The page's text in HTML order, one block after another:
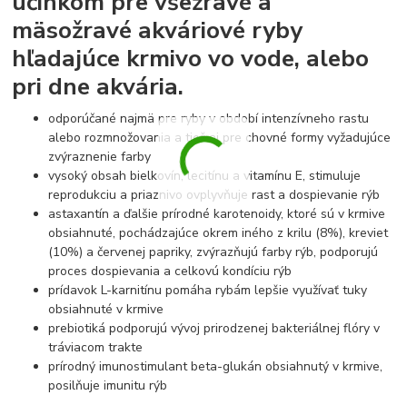
mäsožravé akváriové ryby
hľadajúce krmivo vo vode, alebo
pri dne akvária.
odporúčané najmä pre ryby v období intenzívneho rastu
alebo rozmnožovania a tiež aj pre chovné formy vyžadujúce
zvýraznenie farby
vysoký obsah bielkovín, lecitínu a vitamínu E, stimuluje
reprodukciu a priaznivo ovplyvňuje rast a dospievanie rýb
astaxantín a ďalšie prírodné karotenoidy, ktoré sú v krmive
obsiahnuté, pochádzajúce okrem iného z krilu (8%), kreviet
(10%) a červenej papriky, zvýrazňujú farby rýb, podporujú
proces dospievania a celkovú kondíciu rýb
prídavok L-karnitínu pomáha rybám lepšie využívať tuky
obsiahnuté v krmive
prebiotiká podporujú vývoj prirodzenej bakteriálnej flóry v
tráviacom trakte
prírodný imunostimulant beta-glukán obsiahnutý v krmive,
posilňuje imunitu rýb